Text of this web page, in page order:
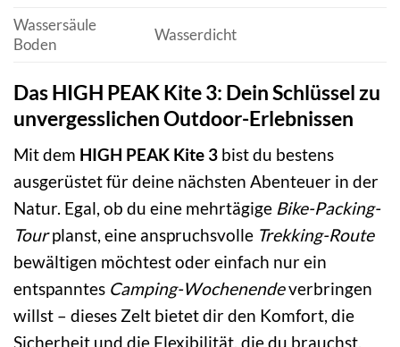
Wassersäule
Boden
Wasserdicht
Das HIGH PEAK Kite 3: Dein Schlüssel zu
unvergesslichen Outdoor-Erlebnissen
Mit dem HIGH PEAK Kite 3 bist du bestens
ausgerüstet für deine nächsten Abenteuer in der
Natur. Egal, ob du eine mehrtägige Bike-Packing-
Tourplanst, eine anspruchsvolle Trekking-Route
bewältigen möchtest oder einfach nur ein
entspanntes Camping-Wochenendeverbringen
willst – dieses Zelt bietet dir den Komfort, die
Sicherheit und die Flexibilität, die du brauchst.